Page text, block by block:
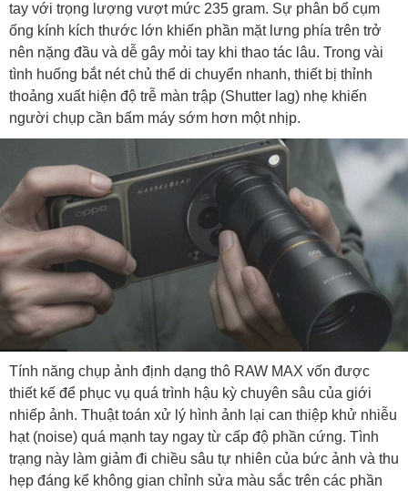
tay với trọng lượng vượt mức 235 gram. Sự phân bổ cụm
ống kính kích thước lớn khiến phần mặt lưng phía trên trở
nên nặng đầu và dễ gây mỏi tay khi thao tác lâu. Trong vài
tình huống bắt nét chủ thể di chuyển nhanh, thiết bị thỉnh
thoảng xuất hiện độ trễ màn trập (Shutter lag) nhẹ khiến
người chụp cần bấm máy sớm hơn một nhịp.
Tính năng chụp ảnh định dạng thô RAW MAX vốn được
thiết kế để phục vụ quá trình hậu kỳ chuyên sâu của giới
nhiếp ảnh. Thuật toán xử lý hình ảnh lại can thiệp khử nhiễu
hạt (noise) quá mạnh tay ngay từ cấp độ phần cứng. Tình
trạng này làm giảm đi chiều sâu tự nhiên của bức ảnh và thu
hẹp đáng kể không gian chỉnh sửa màu sắc trên các phần